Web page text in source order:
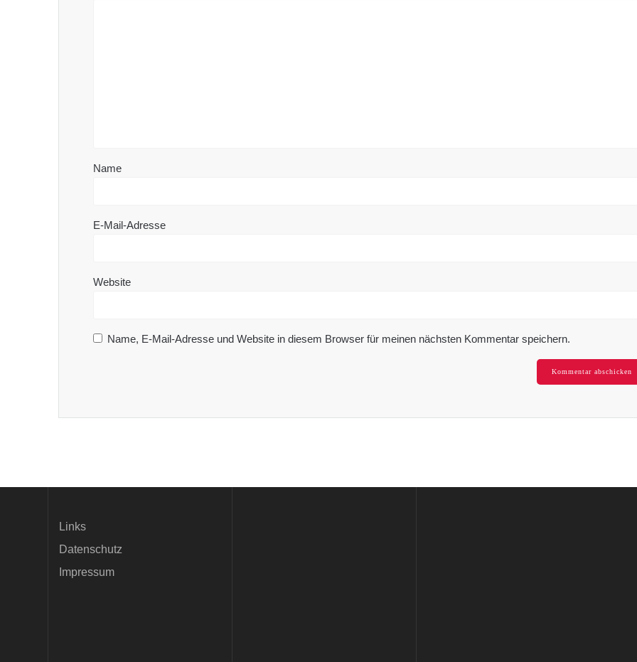
Name
E-Mail-Adresse
Website
Name, E-Mail-Adresse und Website in diesem Browser für meinen nächsten Kommentar speichern.
Links
Datenschutz
Impressum